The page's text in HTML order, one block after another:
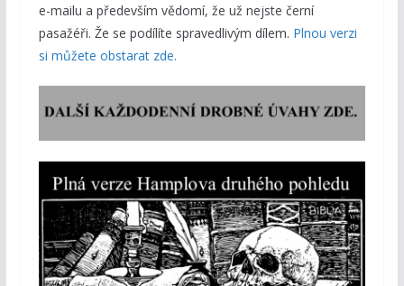
e-mailu a především vědomí, že už nejste černí
pasažéři. Že se podílíte spravedlivým dílem. Plnou verzi
si můžete obstarat zde.